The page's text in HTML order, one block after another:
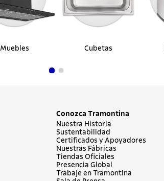
Muebles Cubetas
Conozca Tramontina
Nuestra Historia
Sustentabilidad
Certificados y Apoyadores
Nuestras Fábricas
Tiendas Oficiales
Presencia Global
Trabaje en Tramontina